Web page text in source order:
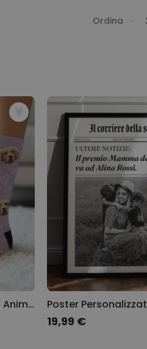
Ordina
Calzini Personalizzati con Animale Domestico Poster
19,99 €